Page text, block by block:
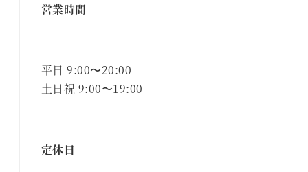
営業時間
平日 9:00〜20:00
土日祝 9:00〜19:00
定休日